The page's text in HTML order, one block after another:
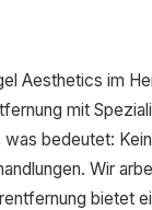
Aesthetics im
mit
bedeutet:
Wir
bietet